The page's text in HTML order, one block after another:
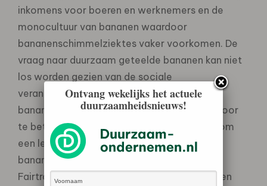
inkomens voor boeren en werknemers en de
monocultuur van bananen waardoor
bananenschimmelziektes vaker voorkomen. De
vraag naar duurzaam geteelde bananen kan niet
los worden gezien van de sociale
verantwoordelijkheid van bedrijven om
bananenproducenten daar ook fatsoenlijk voor
te betalen. In de afgelopen jaren is de roep om
een leefbaar loon voor werknemers op
bananenplantages toegenomen. Zo heeft
Fairtrade diverse Leefbaar Loon instrumenten
Ontvang wekelijks het actuele
duurzaamheidsnieuws!